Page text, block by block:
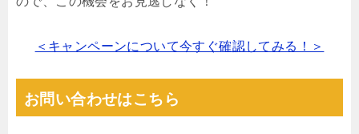
＜キャンペーンについて今すぐ確認してみる！＞
お問い合わせはこちら